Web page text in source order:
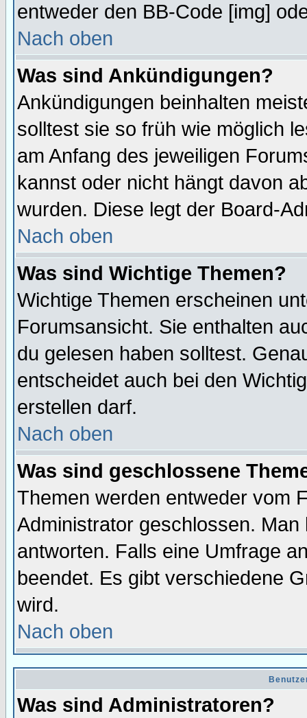
entweder den BB-Code [img]
Nach oben
Was sind Ankündigungen?
Ankündigungen beinhalten
solltest sie so früh wie möglich
am Anfang des jeweiligen
kannst oder nicht hängt davon
wurden. Diese legt der Board-
Nach oben
Was sind Wichtige Themen?
Wichtige Themen erscheinen
Forumsansicht. Sie enthalten
du gelesen haben solltest.
entscheidet auch bei den
erstellen darf.
Nach oben
Was sind geschlossene
Themen werden entweder vom
Administrator geschlossen.
antworten. Falls eine Umfrage
beendet. Es gibt verschiedene
wird.
Nach oben
Was sind Administratoren?